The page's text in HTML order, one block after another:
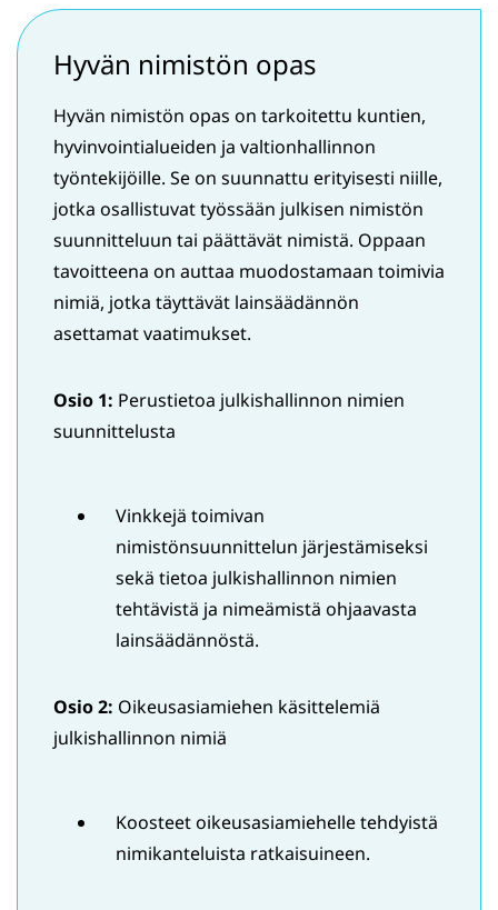
Hyvän nimistön opas
Hyvän nimistön opas on tarkoitettu kuntien,
hyvinvointialueiden ja valtionhallinnon
työntekijöille. Se on suunnattu erityisesti niille,
jotka osallistuvat työssään julkisen nimistön
suunnitteluun tai päättävät nimistä. Oppaan
tavoitteena on auttaa muodostamaan toimivia
nimiä, jotka täyttävät lainsäädännön
asettamat vaatimukset.
Osio 1: Perustietoa julkishallinnon nimien
suunnittelusta
Vinkkejä toimivan
nimistönsuunnittelun järjestämiseksi
sekä tietoa julkishallinnon nimien
tehtävistä ja nimeämistä ohjaavasta
lainsäädännöstä.
Osio 2: Oikeusasiamiehen käsittelemiä
julkishallinnon nimiä
Koosteet oikeusasiamiehelle tehdyistä
nimikanteluista ratkaisuineen.